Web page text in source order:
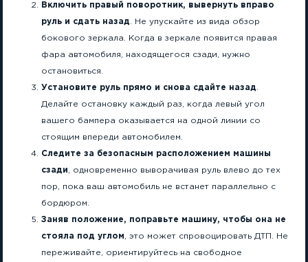
Включить правый поворотник, вывернуть вправо
руль и сдать назад . Не упускайте из вида обзор
бокового зеркала. Когда в зеркале появится правая
фара автомобиля, находящегося сзади, нужно
остановиться.
Установите руль прямо и снова сдайте назад
Делайте остановку каждый раз, когда левый угол
вашего бампера оказывается на одной линии со
стоящим впереди автомобилем.
Следите за безопасным расположением машины
сзади , одновременно выворачивая руль влево до тех
пор, пока ваш автомобиль не встанет параллельно с
бордюром.
Заняв положение, поправьте машину, чтобы она не
стояла под углом , это может спровоцировать ДТП. Не
переживайте, ориентируйтесь на свободное